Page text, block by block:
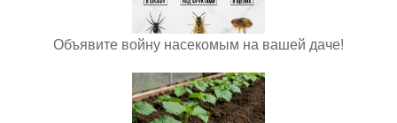
Объявите войну насекомым на вашей даче!